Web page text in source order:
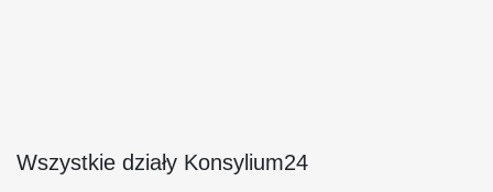
Wszystkie działy Konsylium24